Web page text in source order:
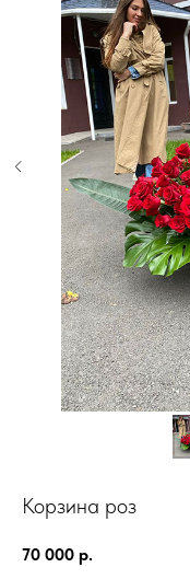
Корзина роз
70 000 р.